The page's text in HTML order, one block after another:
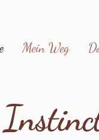
Mein Weg